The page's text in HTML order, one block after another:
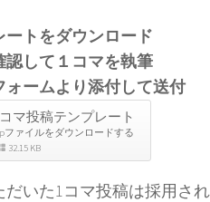
トをダウンロード
して１コマを執筆
ームより添付して送付
マ投稿テンプレート
ファイルをダウンロードする
32.15 KB
いた1コマ投稿は採用さ